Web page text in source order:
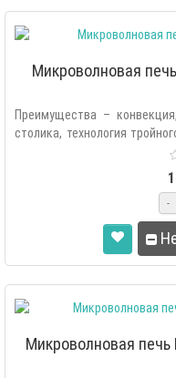
Микроволновая
Преимущества –
столика, технология
-
Микроволновая